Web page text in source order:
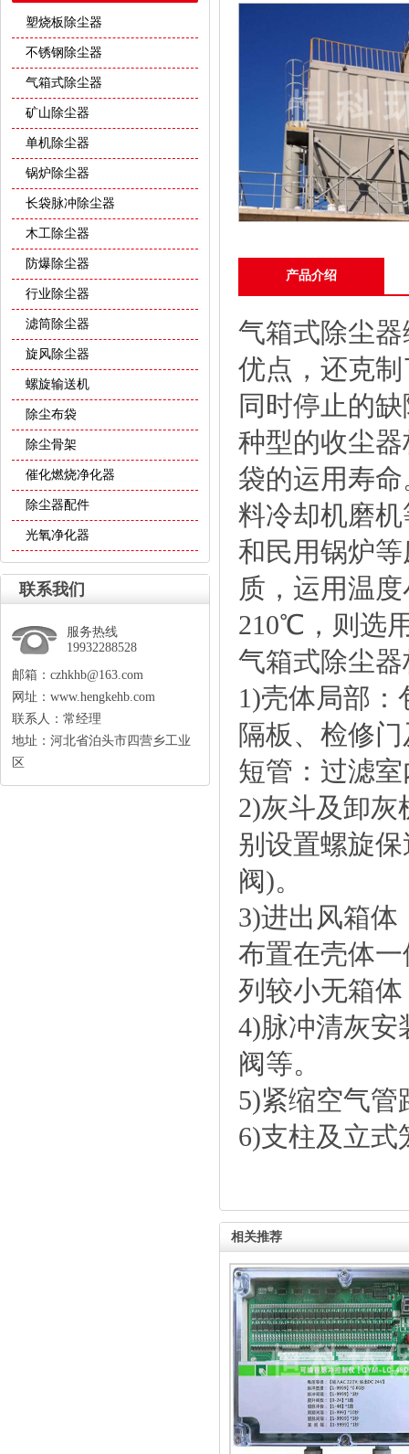
塑烧板除尘器
不锈钢除尘器
气箱式除尘器
矿山除尘器
单机除尘器
锅炉除尘器
长袋脉冲除尘器
木工除尘器
防爆除尘器
行业除尘器
滤筒除尘器
旋风除尘器
螺旋输送机
除尘布袋
除尘骨架
催化燃烧净化器
除尘器配件
光氧净化器
联系我们
服务热线
19932288528
邮箱：czhkhb@163.com
网址：www.hengkehb.com
联系人：常经理
地址：河北省泊头市四营乡工业
区
产品介绍
气箱式除尘器
优点，还克
同时停止的
种型的收尘
袋的运用寿
料冷却机磨
和民用锅炉
质，运用温
210℃，则选
气箱式除尘
1)壳体局部
隔板、检修
短管：过滤
2)灰斗及卸
别设置螺旋
阀)。
3)进出风箱
布置在壳体
列较小无箱
4)脉冲清灰安
阀等。
5)紧缩空气
6)支柱及立式
相关推荐